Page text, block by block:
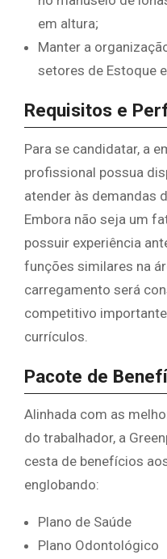
em altura;
​Manter a
setores de Estoque
​Requisitos e
​Para se candidatar, a
profissional possua
atender às demandas
Embora não seja um
possuir experiência
funções similares na
carregamento será
competitivo
currículos.
​Pacote de
​Alinhada com as
do trabalhador, a
cesta de benefícios
englobando:
​Plano de Saúde
​Plano Odontológico